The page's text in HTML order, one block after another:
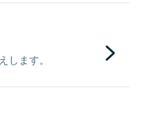
ます。